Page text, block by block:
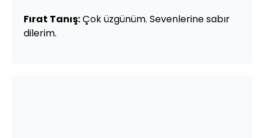
Fırat Tanış:Çok üzgünüm. Sevenlerine sabır
dilerim.